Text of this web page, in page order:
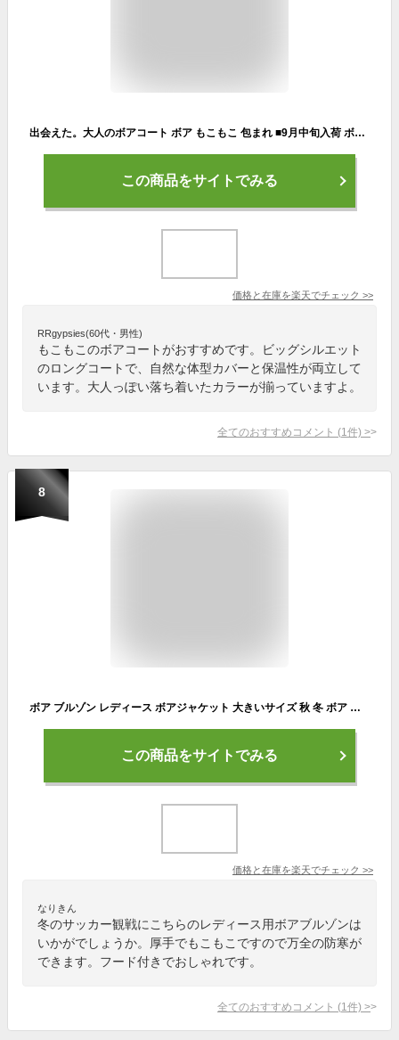
出会えた。大人のボアコート ボア もこもこ 包まれ ■9月中旬入荷 ボアコート ロングコート ロング アウター フード フリース ファー エコファー レディース ロングアウター ビッグシルエット フードコート オーバー 暖か 体型カバー 大きいサイズ 秋 夏 HUG.U
この商品をサイトでみる
価格と在庫を楽天でチェック >>
RRgypsies(60代・男性)
もこもこのボアコートがおすすめです。ビッグシルエット
のロングコートで、自然な体型カバーと保温性が両立して
います。大人っぽい落ち着いたカラーが揃っていますよ。
全てのおすすめコメント (1 件) >
8
ボア ブルゾン レディース ボアジャケット 大きいサイズ 秋 冬 ボア フード付き アウター コート ファー もこもこ 防寒 大人 ショート丈 フリースジャケット 厚手 体型カバー 無地 送料無料
この商品をサイトでみる
価格と在庫を楽天でチェック >>
なりきん
冬のサッカー観戦にこちらのレディース用ボアブルゾンは
いかがでしょうか。厚手でもこもこですので万全の防寒が
できます。フード付きでおしゃれです。
全てのおすすめコメント (1 件) >